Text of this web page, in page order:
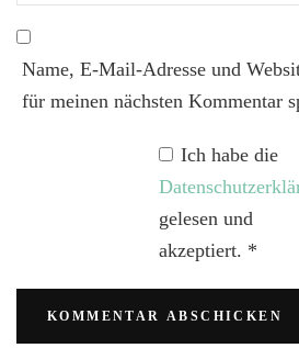
Name, E-Mail-Adresse und
für meinen nächsten Kommentar
Ich habe die
gelesen und
akzeptiert. *